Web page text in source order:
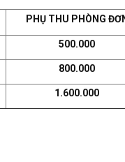
PHỤ THU PHÒNG
500.000
800.000
1.600.000